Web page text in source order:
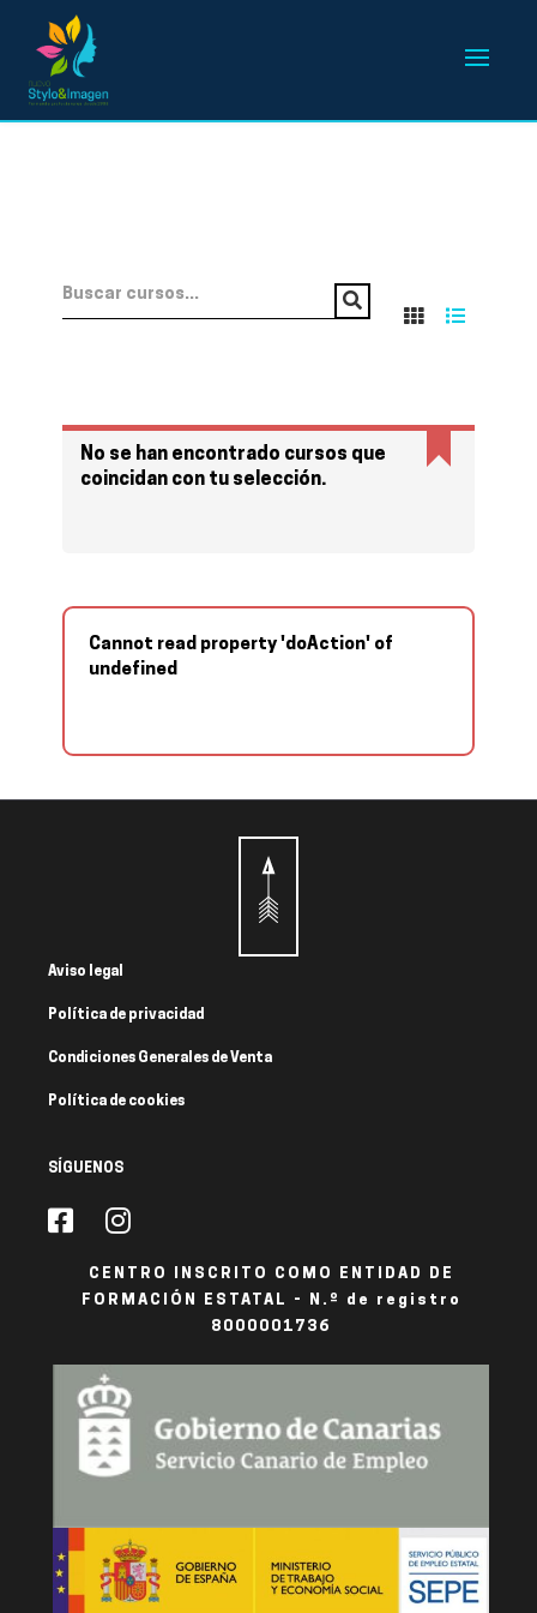
No se han encontrado cursos que
coincidan con tu selección.
Cannot read property 'doAction' of
undefined
Aviso legal
Política de privacidad
Condiciones Generales de Venta
Política de cookies
SÍGUENOS
CENTRO INSCRITO COMO ENTIDAD DE
FORMACIÓN ESTATAL - N.º de registro
8000001736